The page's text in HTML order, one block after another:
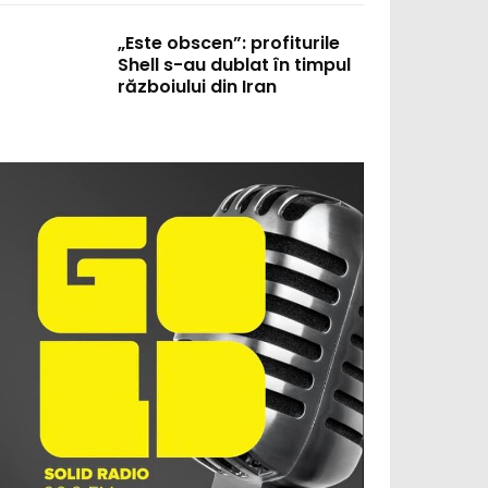
„Este obscen”: profiturile
Shell s-au dublat în timpul
războiului din Iran